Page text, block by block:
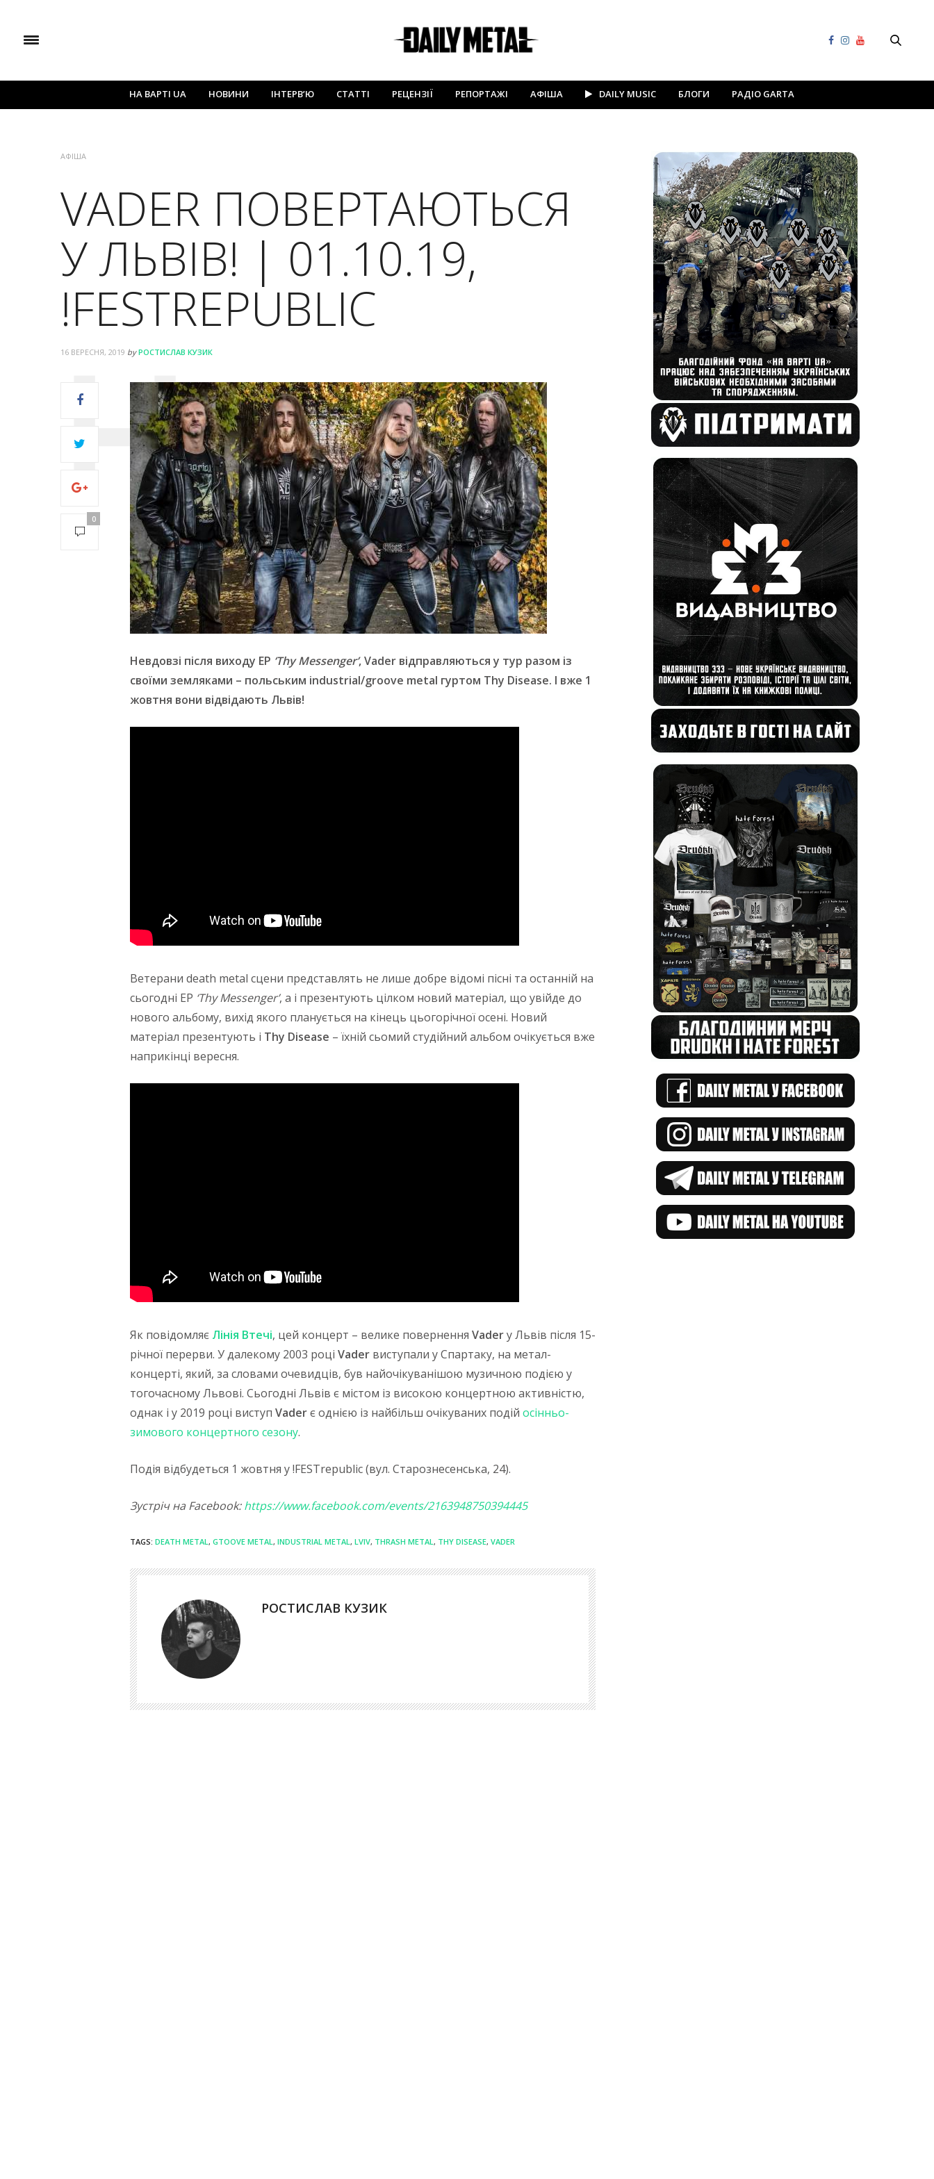
НА ВАРТІ UA НОВИНИ ІНТЕРВ’Ю СТАТТІ РЕЦЕНЗІЇ РЕПОРТАЖІ АФІША DAILY MUSIC БЛОГИ РАДІО GARTA
АФІША
VADER ПОВЕРТАЮТЬСЯ
У ЛЬВІВ! | 01.10.19,
!FESTREPUBLIC
16 ВЕРЕСНЯ, 2019 by РОСТИСЛАВ КУЗИК
0
Невдовзі після виходу ЕР ‘Thy Messenger’, Vader відправляються у тур разом із
своїми земляками – польським industrial/groove metal гуртом Thy Disease. І вже 1
жовтня вони відвідають Львів!
Ветерани death metal сцени представлять не лише добре відомі пісні та останній на
сьогодні ЕР ‘Thy Messenger’, а і презентують цілком новий матеріал, що увійде до
нового альбому, вихід якого планується на кінець цьогорічної осені. Новий
матеріал презентують і Thy Dіsease – їхній сьомий студійний альбом очікується вже
наприкінці вересня.
Як повідомляє Лінія Втечі, цей концерт – велике повернення Vaderу Львів після 15-
річної перерви. У далекому 2003 році Vader виступали у Спартаку, на метал-
концерті, який, за словами очевидців, був найочікуванішою музичною подією у
тогочасному Львові. Сьогодні Львів є містом із високою концертною активністю,
однак і у 2019 році виступ Vaderє однією із найбільш очікуваних подій осінньо-
зимового концертного сезону.
Подія відбудеться 1 жовтня у !FESTrepublic (вул. Старознесенська, 24).
Зустріч на Facebook:https://www.facebook.com/events/2163948750394445
TAGS: DEATH METAL , GTOOVE METAL , INDUSTRIAL METAL , LVIV, THRASH METAL , THY DISEASE, VADER
РОСТИСЛАВ КУЗИК